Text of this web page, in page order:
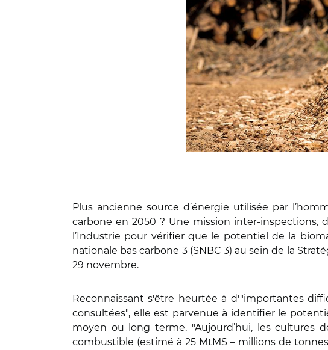
Plus ancienne source d’énergie utilisée par
carbone en 2050 ? Une mission inter-inspections,
l’Industrie pour vérifier que le potentiel de la
nationale bas carbone 3 (SNBC 3) au sein de la
29 novembre.
Reconnaissant s'être heurtée à d'"importantes
consultées", elle est parvenue à identifier le
moyen ou long terme. "Aujourd’hui, les cultures
combustible (estimé à 25 MtMS – millions de tonnes